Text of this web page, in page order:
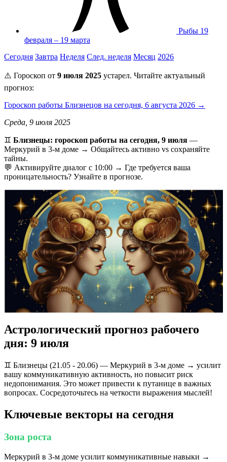
Рыбы 19
февраля – 19 марта
Сегодня Завтра Неделя След. неделя Месяц 2026
⚠️ Гороскоп от 9 июля 2025 устарел. Читайте актуальный
прогноз:
Гороскоп работы Близнецов на сегодня, 6 августа 2026 →
Среда, 9 июля 2025
♊️ Близнецы: гороскоп работы на сегодня, 9 июля —
Меркурий в 3-м доме → Общайтесь активно vs сохраняйте
тайны.
💬 Активируйте диалог с 10:00 → Где требуется ваша
проницательность? Узнайте в прогнозе.
Астрологический прогноз рабочего
дня: 9 июля
♊️ Близнецы (21.05 - 20.06) — Меркурий в 3-м доме → усилит
вашу коммуникативную активность, но повысит риск
недопонимания. Это может привести к путанице в важных
вопросах. Сосредоточьтесь на четкости выражения мыслей!
Ключевые векторы на сегодня
Зона роста
Меркурий в 3-м доме усилит коммуникативные навыки →